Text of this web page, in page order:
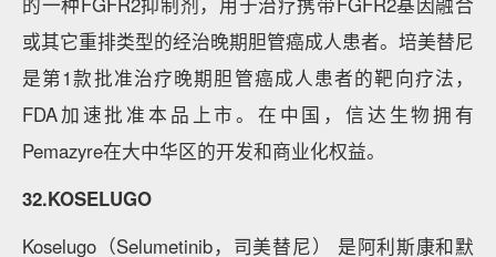
或其它重排类型的经治晚期胆管癌成人患者。培美替尼
是第1款批准治疗晚期胆管癌成人患者的靶向疗法，
FDA加速批准本品上市。在中国，信达生物拥有
Pemazyre在大中华区的开发和商业化权益。
32.KOSELUGO
Koselugo（Selumetinib，司美替尼） 是阿利斯康和默